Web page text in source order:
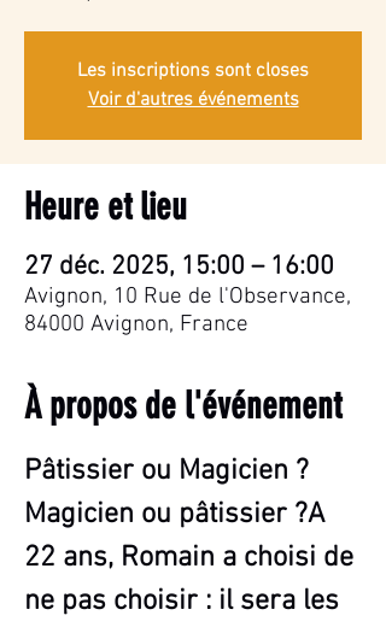
Les inscriptions sont closes
Voir d'autres événements
Heure et lieu
27 déc. 2025, 15:00 – 16:00
Avignon, 10 Rue de l'Observance,
84000 Avignon, France
À propos de l'événement
Pâtissier ou Magicien ?
Magicien ou pâtissier ?A
22 ans, Romain a choisi de
ne pas choisir : il sera les